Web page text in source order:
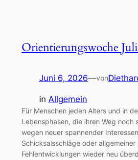
Orientierungswoche
Juni 6, 2026—von
in Allgemein
Für Menschen jeden Alters und in
Lebensphasen, die ihren Weg noch
wegen neuer spannender
Schicksalsschläge oder
Fehlentwicklungen wieder neu